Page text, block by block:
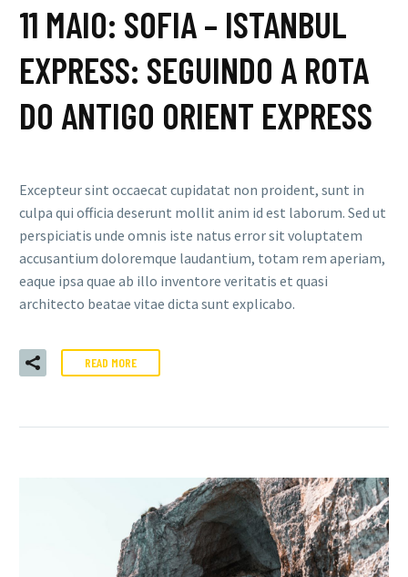
11 MAIO: SOFIA – ISTANBUL
EXPRESS: SEGUINDO A ROTA
DO ANTIGO ORIENT EXPRESS
Excepteur sint occaecat cupidatat non proident, sunt in
culpa qui officia deserunt mollit anim id est laborum. Sed ut
perspiciatis unde omnis iste natus error sit voluptatem
accusantium doloremque laudantium, totam rem aperiam,
eaque ipsa quae ab illo inventore veritatis et quasi
architecto beatae vitae dicta sunt explicabo.
READ MORE